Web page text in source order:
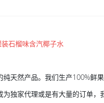
石榴味含汽椰子水
纯天然产品。我们生产100%鲜
为独家代理或是有大量的订单，